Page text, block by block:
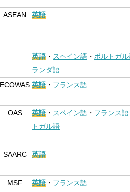
ASEAN 英語
— 英語 ・ スペイン語 ・ ポルトガル
ランダ語
ECOWAS 英語 ・ フランス語
OAS 英語 ・ スペイン語 ・ フランス語
トガル語
SAARC 英語
MSF 英語 ・ フランス語